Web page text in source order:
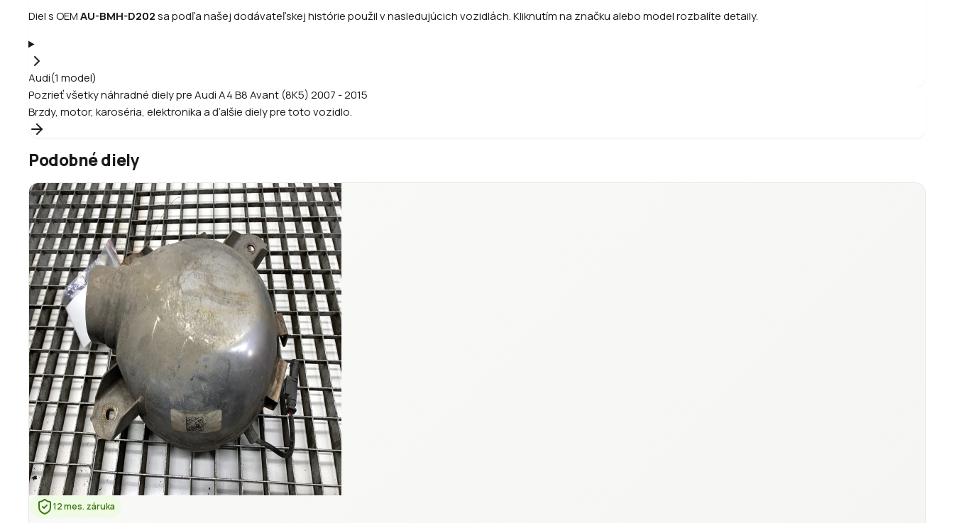
Diel s OEMAU-BMH-D202sa podľa našej dodávateľskej histórie použil v nasledujúcich vozidlách. Kliknutím na značku alebo model rozbalíte detaily.
Audi(1 model)
Pozrieť všetky náhradné diely preAudiA4 B8 Avant (8K5) 2007 - 2015
Brzdy, motor, karoséria, elektronika a ďalšie diely pre toto vozidlo.
Podobné diely
12 mes. záruka